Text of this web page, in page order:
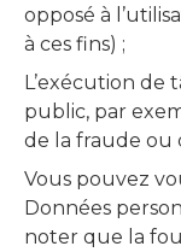
opposé à
à ces fins) ;
L’exécution de
public, par
de la fraude ou
Vous pouvez
Données
noter que la